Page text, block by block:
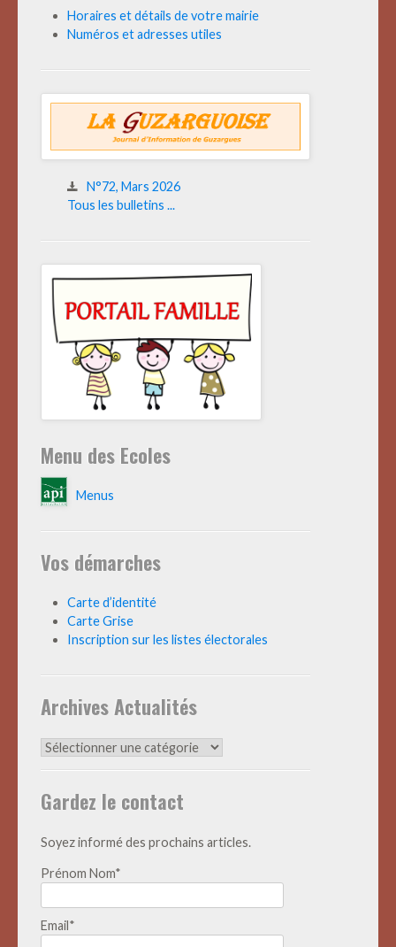
Horaires et détails de votre mairie
Numéros et adresses utiles
N°72, Mars 2026
Tous les bulletins ...
Menu des Ecoles
Menus
Vos démarches
Carte d’identité
Carte Grise
Inscription sur les listes électorales
Archives Actualités
Archives
Gardez le contact
Soyez informé des prochains articles.
Prénom Nom*
Email*